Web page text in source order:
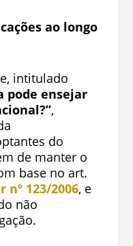
ao longo
intitulado
pode ensejar
,
do
de manter o
base no art.
123/2006, e
não